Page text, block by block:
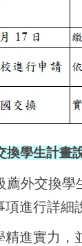
換學生計畫
薦外交換
進行詳細
進實力，